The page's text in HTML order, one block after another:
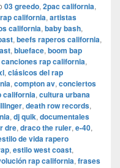
03 greedo, 2pac california,
california, artistas
california, baby bash,
, beefs raperos california,
, blueface, boom bap
canciones rap california,
, clásicos del rap
, compton av, conciertos
california, cultura urbana
, death row records,
, dj quik, documentales
dre, draco the ruler, e-40,
de vida rapero
, estilo west coast,
rap california, frases